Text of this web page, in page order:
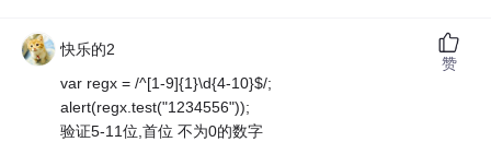
快乐的2
var regx = /^[1-9]{1}\d{4-10}$/;
alert(regx.test("1234556"));
验证5-11位,首位 不为0的数字
赞